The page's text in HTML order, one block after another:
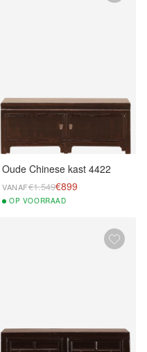
Oude Chinese kast 4422
VANAF€1.549€899
OP VOORRAAD